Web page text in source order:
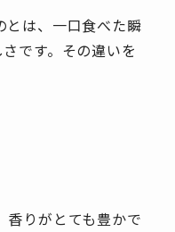
とは、一口食べた瞬
です。その違いを
香りがとても豊かで